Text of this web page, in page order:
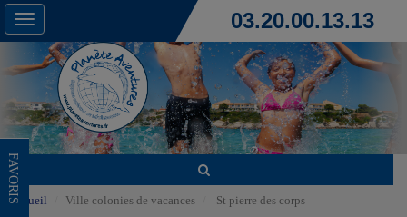
Toggle
navigation
03.20.00.13.13
FAVORIS
Accueil Ville colonies de vacances St pierre des corps